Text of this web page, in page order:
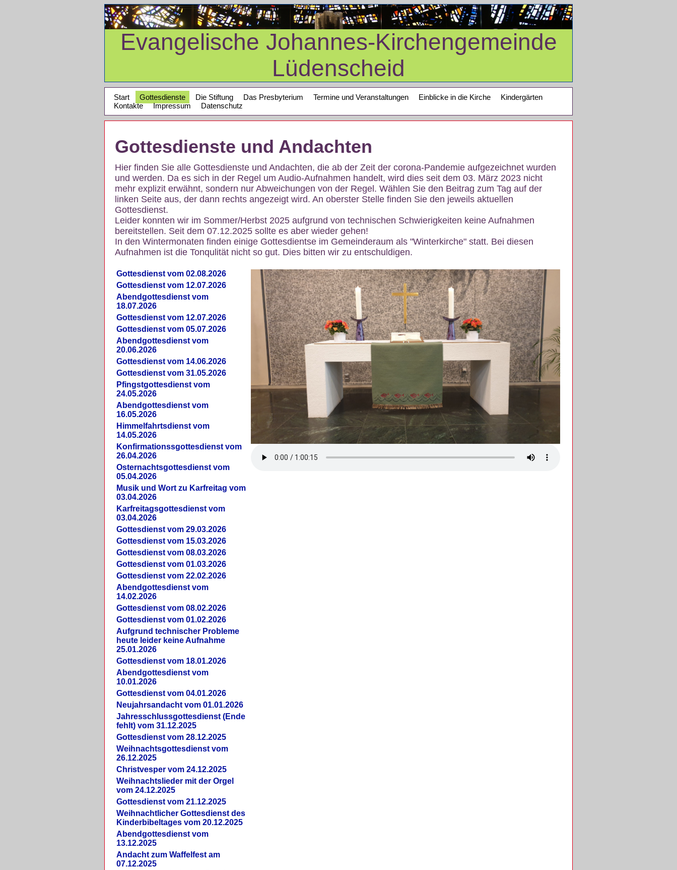
Evangelische Johannes-Kirchengemeinde
Lüdenscheid
Start Gottesdienste Die Stiftung Das Presbyterium Termine und Veranstaltungen Einblicke in die Kirche
Kindergärten
Kontakte
Impressum Datenschutz
Gottesdienste und Andachten
Hier finden Sie alle Gottesdienste und Andachten, die ab der Zeit der corona-Pandemie aufgezeichnet wurden
und werden. Da es sich in der Regel um Audio-Aufnahmen handelt, wird dies seit dem 03. März 2023 nicht
mehr explizit erwähnt, sondern nur Abweichungen von der Regel. Wählen Sie den Beitrag zum Tag auf der
linken Seite aus, der dann rechts angezeigt wird. An oberster Stelle finden Sie den jeweils aktuellen
Gottesdienst.
Leider konnten wir im Sommer/Herbst 2025 aufgrund von technischen Schwierigkeiten keine Aufnahmen
bereitstellen. Seit dem 07.12.2025 sollte es aber wieder gehen!
In den Wintermonaten finden einige Gottesdientse im Gemeinderaum als "Winterkirche" statt. Bei diesen
Aufnahmen ist die Tonqulität nicht so gut. Dies bitten wir zu entschuldigen.
Gottesdienst vom 02.08.2026
Gottesdienst vom 12.07.2026
Abendgottesdienst vom
18.07.2026
Gottesdienst vom 12.07.2026
Gottesdienst vom 05.07.2026
Abendgottesdienst vom
20.06.2026
Gottesdienst vom 14.06.2026
Gottesdienst vom 31.05.2026
Pfingstgottesdienst vom
24.05.2026
Abendgottesdienst vom
16.05.2026
Himmelfahrtsdienst vom
14.05.2026
Konfirmationssgottesdienst vom
26.04.2026
Osternachtsgottesdienst vom
05.04.2026
Musik und Wort zu Karfreitag vom
03.04.2026
Karfreitagsgottesdienst vom
03.04.2026
Gottesdienst vom 29.03.2026
Gottesdienst vom 15.03.2026
Gottesdienst vom 08.03.2026
Gottesdienst vom 01.03.2026
Gottesdienst vom 22.02.2026
Abendgottesdienst vom
14.02.2026
Gottesdienst vom 08.02.2026
Gottesdienst vom 01.02.2026
Aufgrund technischer Probleme
heute leider keine Aufnahme
25.01.2026
Gottesdienst vom 18.01.2026
Abendgottesdienst vom
10.01.2026
Gottesdienst vom 04.01.2026
Neujahrsandacht vom 01.01.2026
Jahresschlussgottesdienst (Ende
fehlt) vom 31.12.2025
Gottesdienst vom 28.12.2025
Weihnachtsgottesdienst vom
26.12.2025
Christvesper vom 24.12.2025
Weihnachtslieder mit der Orgel
vom 24.12.2025
Gottesdienst vom 21.12.2025
Weihnachtlicher Gottesdienst des
Kinderbibeltages vom 20.12.2025
Abendgottesdienst vom
13.12.2025
Andacht zum Waffelfest am
07.12.2025